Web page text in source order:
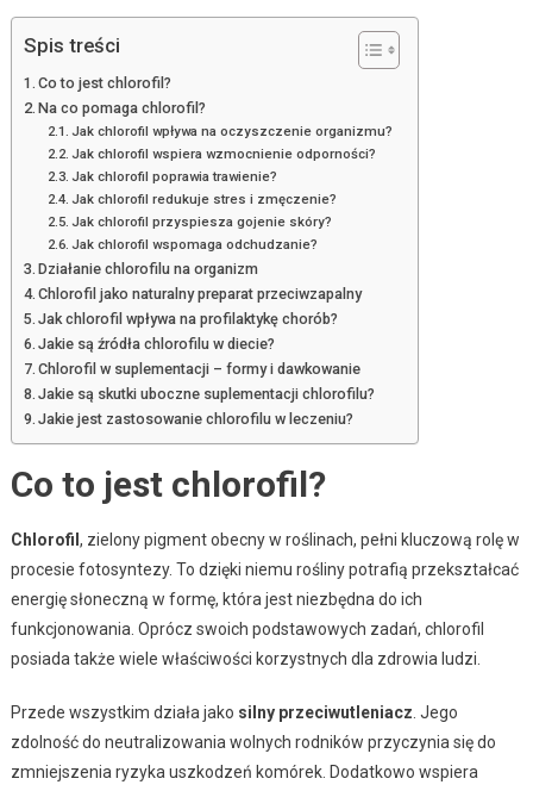
Spis treści
Co to jest chlorofil?
Na co pomaga chlorofil?
Jak chlorofil wpływa na oczyszczenie organizmu?
Jak chlorofil wspiera wzmocnienie odporności?
Jak chlorofil poprawia trawienie?
Jak chlorofil redukuje stres i zmęczenie?
Jak chlorofil przyspiesza gojenie skóry?
Jak chlorofil wspomaga odchudzanie?
Działanie chlorofilu na organizm
Chlorofil jako naturalny preparat przeciwzapalny
Jak chlorofil wpływa na profilaktykę chorób?
Jakie są źródła chlorofilu w diecie?
Chlorofil w suplementacji – formy i dawkowanie
Jakie są skutki uboczne suplementacji chlorofilu?
Jakie jest zastosowanie chlorofilu w leczeniu?
Co to jest chlorofil?
Chlorofil , zielony pigment obecny w roślinach, pełni kluczową rolę w
procesie fotosyntezy. To dzięki niemu rośliny potrafią przekształcać
energię słoneczną w formę, która jest niezbędna do ich
funkcjonowania. Oprócz swoich podstawowych zadań, chlorofil
posiada także wiele właściwości korzystnych dla zdrowia ludzi.
Przede wszystkim działa jako silny przeciwutleniacz . Jego
zdolność do neutralizowania wolnych rodników przyczynia się do
zmniejszenia ryzyka uszkodzeń komórek. Dodatkowo wspiera